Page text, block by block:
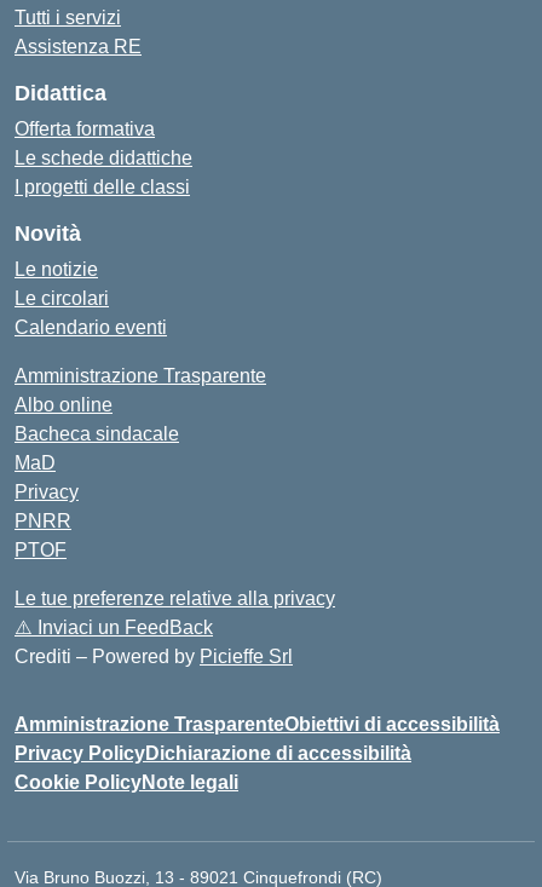
Tutti i servizi
Assistenza RE
Didattica
Offerta formativa
Le schede didattiche
I progetti delle classi
Novità
Le notizie
Le circolari
Calendario eventi
Amministrazione Trasparente
Albo online
Bacheca sindacale
MaD
Privacy
PNRR
PTOF
Le tue preferenze relative alla privacy
⚠️ Inviaci un FeedBack
Crediti – Powered by Picieffe Srl
Amministrazione TrasparenteObiettivi di accessibilità
Privacy PolicyDichiarazione di accessibilità
Cookie PolicyNote legali
Via Bruno Buozzi, 13 - 89021 Cinquefrondi (RC)